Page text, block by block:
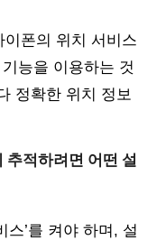
폰의 위치 서비스
능을 이용하는 것
정확한 위치 정보
추적하려면 어떤 설
스’를 켜야 하며, 설